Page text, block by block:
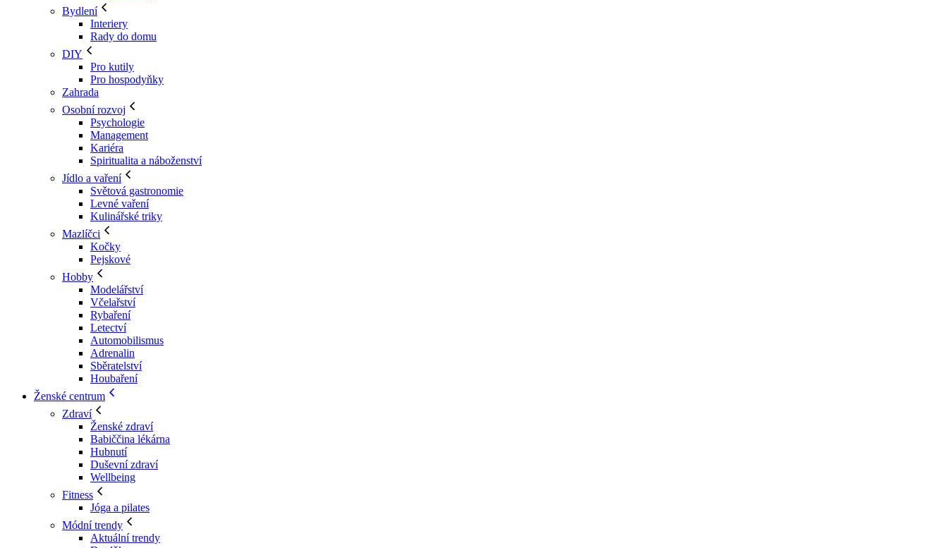
Bydlení
Interiery
Rady do domu
DIY
Pro kutily
Pro hospodyňky
Zahrada
Osobní rozvoj
Psychologie
Management
Kariéra
Spiritualita a náboženství
Jídlo a vaření
Světová gastronomie
Levné vaření
Kulinářské triky
Mazlíčci
Kočky
Pejskové
Hobby
Modelářství
Včelařství
Rybaření
Letectví
Automobilismus
Adrenalin
Sběratelství
Houbaření
Ženské centrum
Zdraví
Ženské zdraví
Babiččina lékárna
Hubnutí
Duševní zdraví
Wellbeing
Fitness
Jóga a pilates
Módní trendy
Aktuální trendy